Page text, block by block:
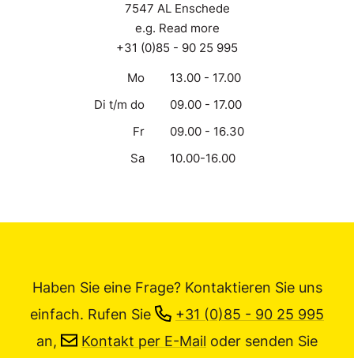
7547 AL Enschede
e.g. Read more
+31 (0)85 - 90 25 995
Mo
13.00 - 17.00
Di t/m do
09.00 - 17.00
Fr
09.00 - 16.30
Sa
10.00-16.00
Haben Sie eine Frage? Kontaktieren Sie uns
einfach. Rufen Sie
+31 (0)85 - 90 25 995
an,
Kontakt per E-Mail oder senden Sie